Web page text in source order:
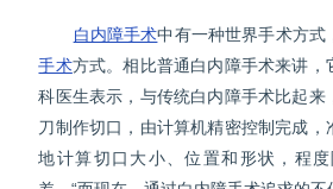
白内障手术中有一种世界手术方式
手术方式。相比普通白内障手术来讲，
科医生表示，与传统白内障手术比起来
刀制作切口，由计算机精密控制完成，
地计算切口大小、位置和形状，程